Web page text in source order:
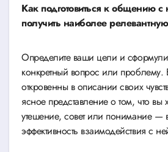
Как подготовиться к общению с
получить наиболее
Определите ваши цели и
конкретный вопрос или проблему.
откровенны в описании своих
ясное представление о том, что вы
утешение, совет или понимание —
эффективность взаимодействия с